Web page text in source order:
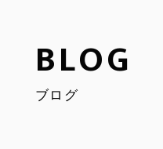
BLOG
ブログ